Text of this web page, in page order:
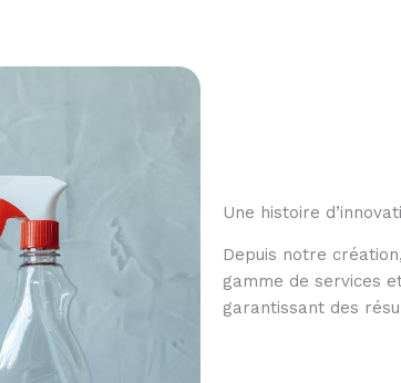
Une histoire
Depuis notre
gamme de services
garantissant des